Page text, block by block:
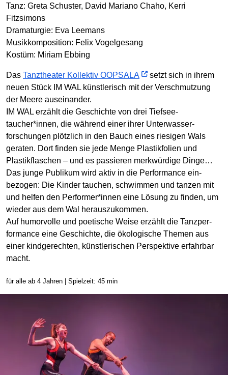
Tanz: Greta Schuster, David Mariano Chaho, Kerri
Fitzsimons
Dramaturgie: Eva Leemans
Musikkomposition: Felix Vogelgesang
Kostüm: Miriam Ebbing
Das Tanztheater Kollektiv OOPSALA
setzt sich in ihrem
neuen Stück IM WAL künstlerisch mit der Ver­schmutzung
der Meere aus­einander.
IM WAL erzählt die Geschichte von drei Tiefsee­
taucher*innen, die während einer ihrer Unter­wasser­
forschungen plötzlich in den Bauch eines riesigen Wals
geraten. Dort finden sie jede Menge Plastik­folien und
Plastik­flaschen – und es passieren merk­würdige Dinge…
Das junge Publikum wird aktiv in die Performance ein­
bezogen: Die Kinder tauchen, schwimmen und tanzen mit
und helfen den Performer*innen eine Lösung zu finden, um
wieder aus dem Wal heraus­zu­kommen.
Auf humor­volle und poetische Weise erzählt die Tanz­per­
formance eine Geschichte, die ökologische Themen aus
einer kind­gerechten, künst­lerischen Perspektive erfahrbar
macht.
für alle ab 4 Jahren | Spielzeit: 45 min